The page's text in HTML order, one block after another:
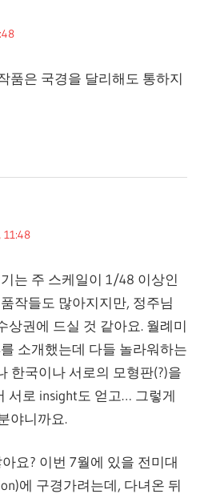
품은 국경을 달리해도 통하지
는 주 스케일이 1/48 이상인
작들도 많아지지만, 정주님
상권에 드실 것 같아요. 월례미
소개했는데 다들 놀라워하는
한국이나 서로의 모형판(?)을
서로 insight도 얻고… 그렇게
야니까요.
아요? 이번 7월에 있을 전미대
에 구경가려는데, 다녀온 뒤